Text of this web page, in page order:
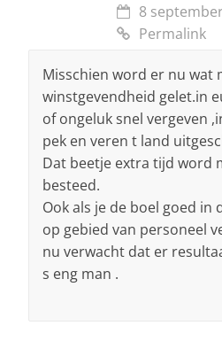
8
Permalink
Misschien word er nu wat
winstgevendheid gelet.in
of ongeluk snel vergeven
pek en veren t land
Dat beetje extra tijd word
besteed.
Ook als je de boel goed in
op gebied van personeel
nu verwacht dat er
s eng man .